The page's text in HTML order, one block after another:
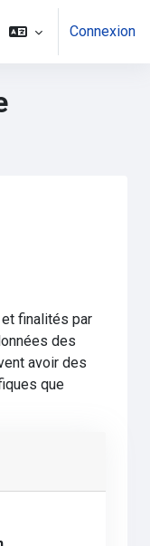
Connexion
finalités par
des
avoir des
que